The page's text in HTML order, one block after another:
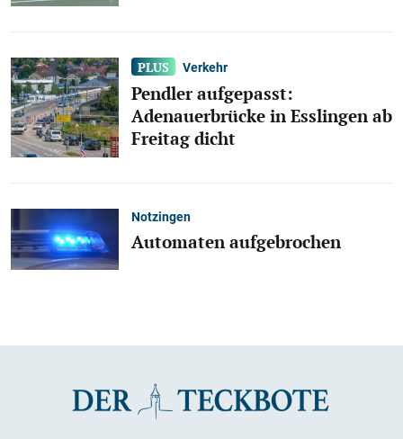
Verkehr
Pendler aufgepasst:
Adenauerbrücke in Esslingen ab
Freitag dicht
Notzingen
Automaten aufgebrochen